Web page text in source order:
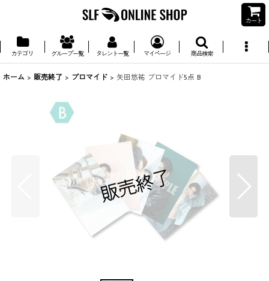
カート
カテゴリ グループ一覧 タレント一覧 マイページ 商品検索
ホーム > 販売終了 > ブロマイド > 矢田悠祐 ブロマイド5点 B